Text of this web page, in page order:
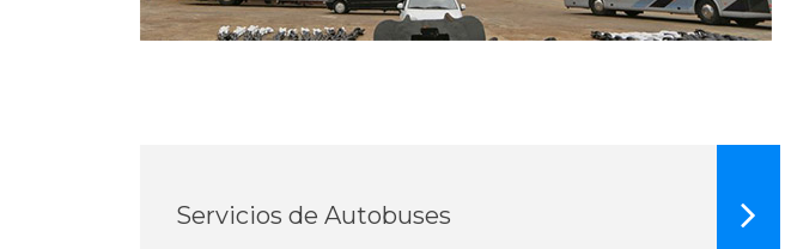
Servicios de Autobuses